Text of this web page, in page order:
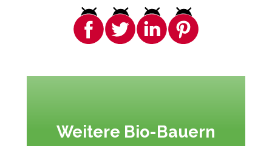
Weitere Bio-Bauern